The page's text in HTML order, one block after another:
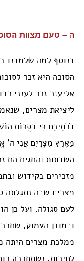
ה – טעם מצוות
בנוסף למה שלמדנו
הסוכה היא זכר
אליעזר זכר לענני
ליציאת מצרים,
דֹרֹתֵיכֶם כִּי בַסֻּכּוֹת
מֵאֶרֶץ מִצְרָיִם אֲנִי ה’
השבתות והחגים הם
מזכירים בקידוש
מצרים שבה נתגלתה
לעם סגולה, ועל כן
ובמובן העמוק,
ממלכת מצרים היתה
לחירות, נשתחררה